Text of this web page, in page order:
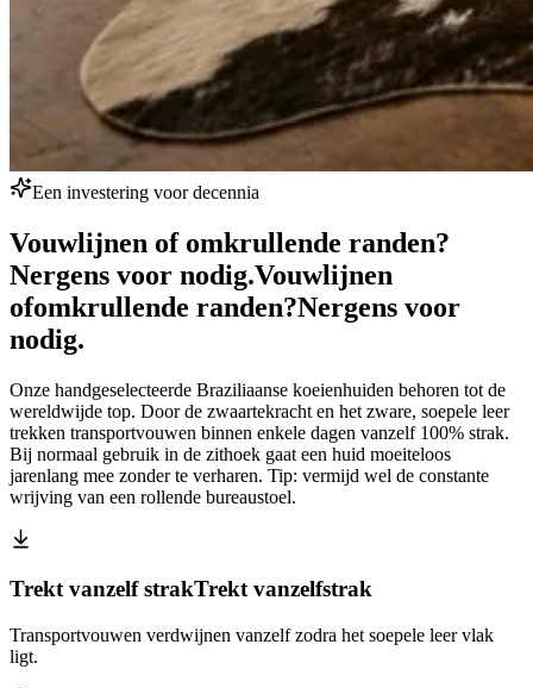
Een investering voor decennia
Vouwlijnen of omkrullende randen?
Nergens voor nodig.Vouwlijnen
ofomkrullende randen?Nergens voor
nodig.
Onze handgeselecteerde Braziliaanse koeienhuiden behoren tot de
wereldwijde top. Door de zwaartekracht en het zware, soepele leer
trekken transportvouwen binnen enkele dagen vanzelf 100% strak.
Bij normaal gebruik in de zithoek gaat een huid moeiteloos
jarenlang mee zonder te verharen. Tip: vermijd wel de constante
wrijving van een rollende bureaustoel.
Trekt vanzelf strakTrekt vanzelfstrak
Transportvouwen verdwijnen vanzelf zodra het soepele leer vlak
ligt.